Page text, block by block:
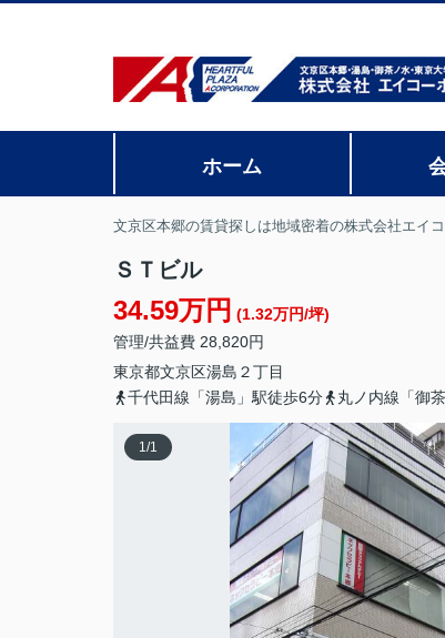
ホーム
文京区本郷の賃貸探しは地域密着の株式会社エイ
ＳＴビル
34.59万円 (1.32万円/坪)
管理/共益費 28,820円
東京都文京区湯島 ２丁目
千代田線「湯島」駅徒歩6分
丸ノ内線「御
1/1